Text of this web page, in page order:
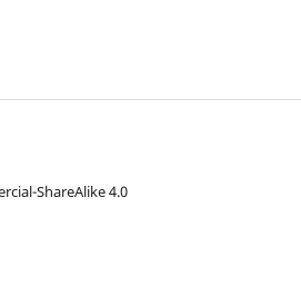
ShareAlike 4.0